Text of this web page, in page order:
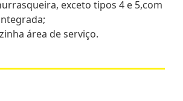
exceto tipos 4 e 5,com
área de serviço.